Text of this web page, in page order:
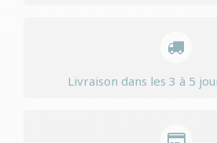
Livraison dans les 3 à 5